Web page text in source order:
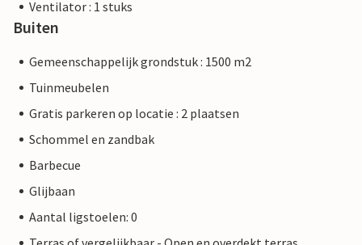
Ventilator : 1 stuks
Buiten
Gemeenschappelijk grondstuk : 1500 m2
Tuinmeubelen
Gratis parkeren op locatie : 2 plaatsen
Schommel en zandbak
Barbecue
Glijbaan
Aantal ligstoelen: 0